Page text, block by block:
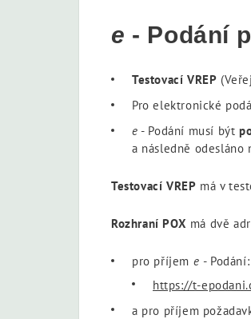
e - Podání
Testovací VREP
Pro elektronické
e - Podání musí být
a následně odesláno
Testovací VREP má v
Rozhraní POX má dvě
pro příjem e - Podání:
https://t-
a pro příjem